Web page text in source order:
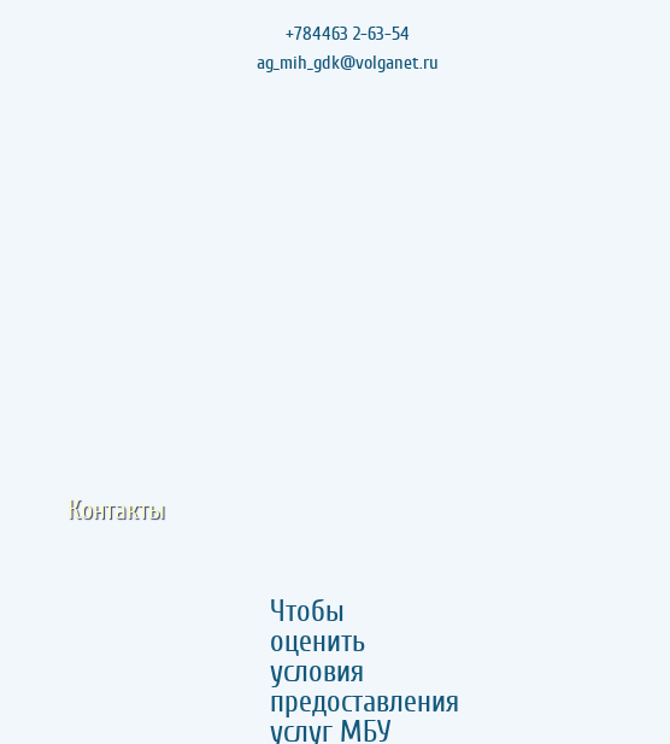
+784463 2-63-54
ag_mih_gdk@volganet.ru
Контакты
Чтобы
оценить
условия
предоставления
услуг МБУ